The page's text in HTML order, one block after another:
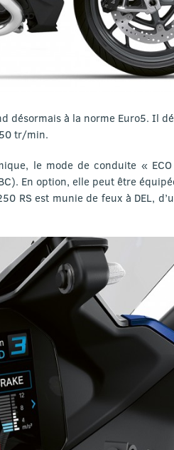
désormais à la norme Euro5. Il
tr/min.
le mode de conduite «
En option, elle peut être
RS est munie de feux à DEL,